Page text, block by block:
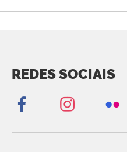
REDES SOCIAIS